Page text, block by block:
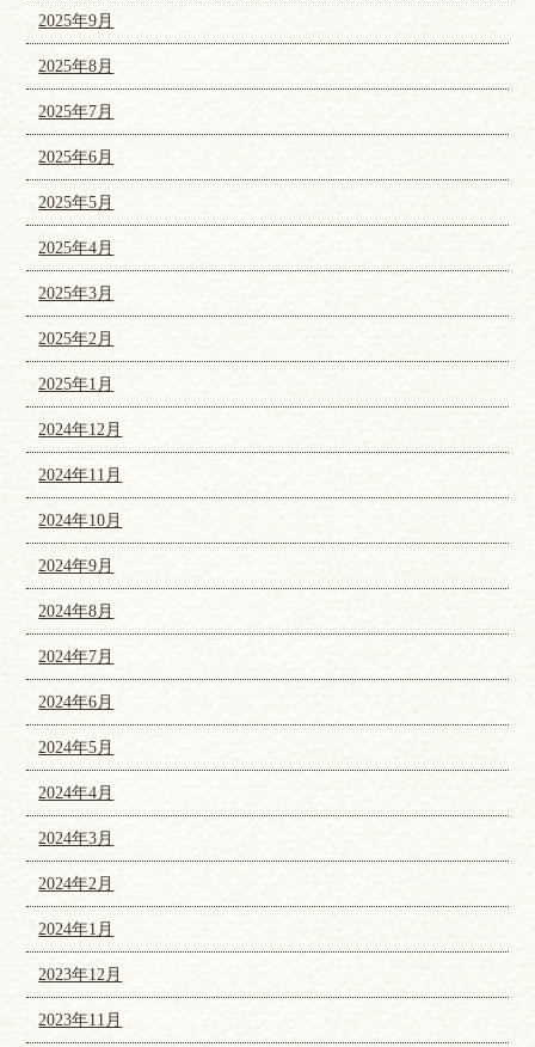
2025年9月
2025年8月
2025年7月
2025年6月
2025年5月
2025年4月
2025年3月
2025年2月
2025年1月
2024年12月
2024年11月
2024年10月
2024年9月
2024年8月
2024年7月
2024年6月
2024年5月
2024年4月
2024年3月
2024年2月
2024年1月
2023年12月
2023年11月